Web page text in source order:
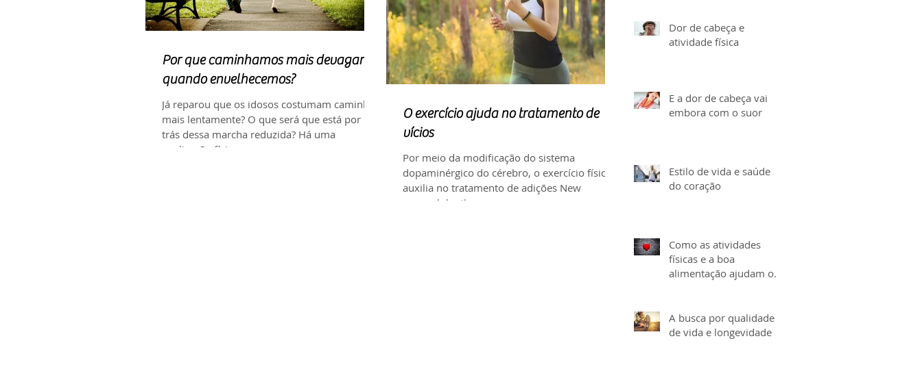
Por que caminhamos mais devagar
quando envelhecemos?
Já reparou que os idosos costumam caminhar
mais lentamente? O que será que está por
trás dessa marcha reduzida? Há uma
explicação física,...
O exercício ajuda no tratamento de
vícios
Por meio da modificação do sistema
dopaminérgico do cérebro, o exercício físico
auxilia no tratamento de adições New
research by the...
Dor de cabeça e
atividade física
E a dor de cabeça vai
embora com o suor
Estilo de vida e saúde
do coração
Como as atividades
físicas e a boa
alimentação ajudam o
A busca por qualidade
de vida e longevidade